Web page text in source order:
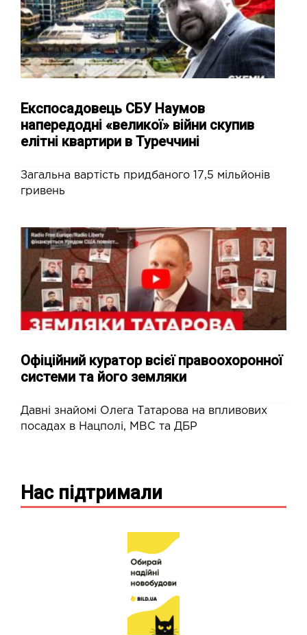
Експосадовець СБУ Наумов
напередодні «великої» війни скупив
елітні квартири в Туреччині
Загальна вартість придбаного 17,5 мільйонів
гривень
Офіційний куратор всієї правоохоронної
системи та його земляки
Давні знайомі Олега Татарова на впливових
посадах в Нацполі, МВС та ДБР
Нас підтримали